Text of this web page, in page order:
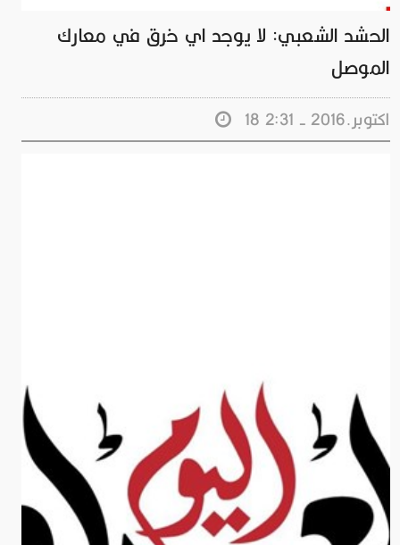
الحشد الشعبي: لا يوجد اي خرق في معارك
الموصل
18 اكتوبر.2016 - 2:31